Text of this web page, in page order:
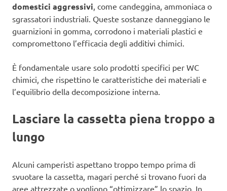
domestici aggressivi , come candeggina, ammoniaca o
sgrassatori industriali. Queste sostanze danneggiano le
guarnizioni in gomma, corrodono i materiali plastici e
compromettono l’efficacia degli additivi chimici.
È fondamentale usare solo prodotti specifici per WC
chimici, che rispettino le caratteristiche dei materiali e
l’equilibrio della decomposizione interna.
Lasciare la cassetta piena troppo a
lungo
Alcuni camperisti aspettano troppo tempo prima di
svuotare la cassetta, magari perché si trovano fuori da
aree attrezzate o vogliono “ottimizzare” lo spazio. In